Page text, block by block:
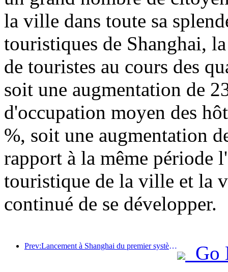
la ville dans toute sa
touristiques de Shanghai,
de touristes au cours des
soit une augmentation de
d'occupation moyen des
%, soit une augmentation
rapport à la même période
touristique de la ville et la
continué de se développer.
Prev:Lancement à Shanghai du premier système de consommation culturelle et touristique en libre-service pour les touristes étrangers en Chine
Go